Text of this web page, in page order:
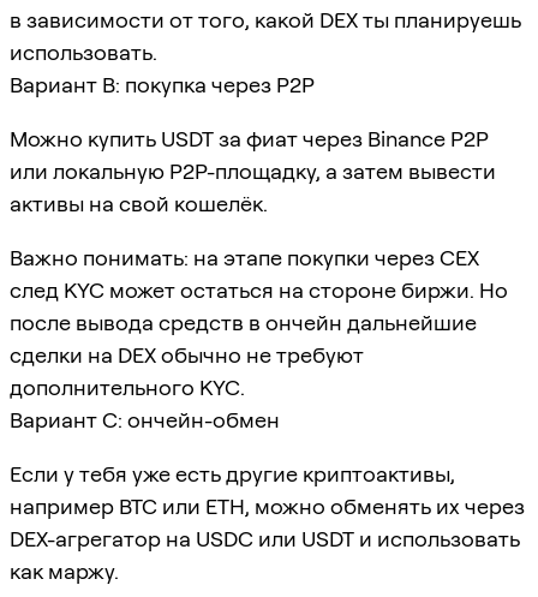
в зависимости от того, какой DEX ты планируешь
использовать.
Вариант B: покупка через P2P
Можно купить USDT за фиат через Binance P2P
или локальную P2P-площадку, а затем вывести
активы на свой кошелёк.
Важно понимать: на этапе покупки через CEX
след KYC может остаться на стороне биржи. Но
после вывода средств в ончейн дальнейшие
сделки на DEX обычно не требуют
дополнительного KYC.
Вариант C: ончейн-обмен
Если у тебя уже есть другие криптоактивы,
например BTC или ETH, можно обменять их через
DEX-агрегатор на USDC или USDT и использовать
как маржу.